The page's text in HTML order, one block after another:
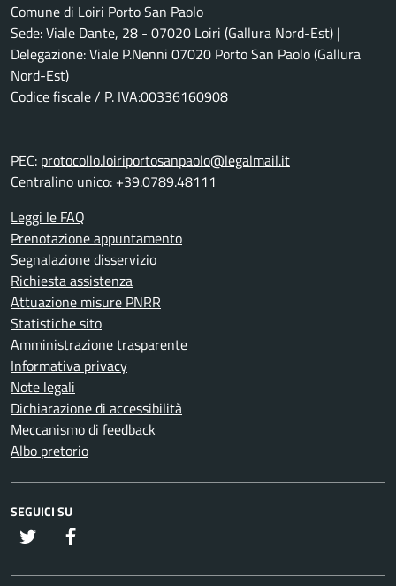
Comune di Loiri Porto San Paolo
Sede: Viale Dante, 28 - 07020 Loiri (Gallura Nord-Est) |
Delegazione: Viale P.Nenni 07020 Porto San Paolo (Gallura
Nord-Est)
Codice fiscale / P. IVA:00336160908
PEC: protocollo.loiriportosanpaolo@legalmail.it
Centralino unico: +39.0789.48111
Leggi le FAQ
Prenotazione appuntamento
Segnalazione disservizio
Richiesta assistenza
Attuazione misure PNRR
Statistiche sito
Amministrazione trasparente
Informativa privacy
Note legali
Dichiarazione di accessibilità
Meccanismo di feedback
Albo pretorio
SEGUICI SU
twitter